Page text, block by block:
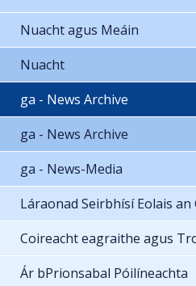
Nuacht agus Meáin
Nuacht
ga - News Archive
ga - News Archive
ga - News-Media
Láraonad Seirbhísí Eolais an
Coireacht eagraithe agus
Ár bPrionsabal Póilíneachta